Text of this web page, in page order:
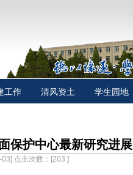
工作 清风资土 学生园地
保护中心最新研究进展
点击次数：[203 ]